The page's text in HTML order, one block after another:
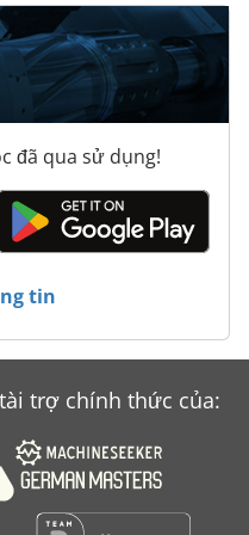
đã qua sử dụng!
tin
trợ chính thức của: